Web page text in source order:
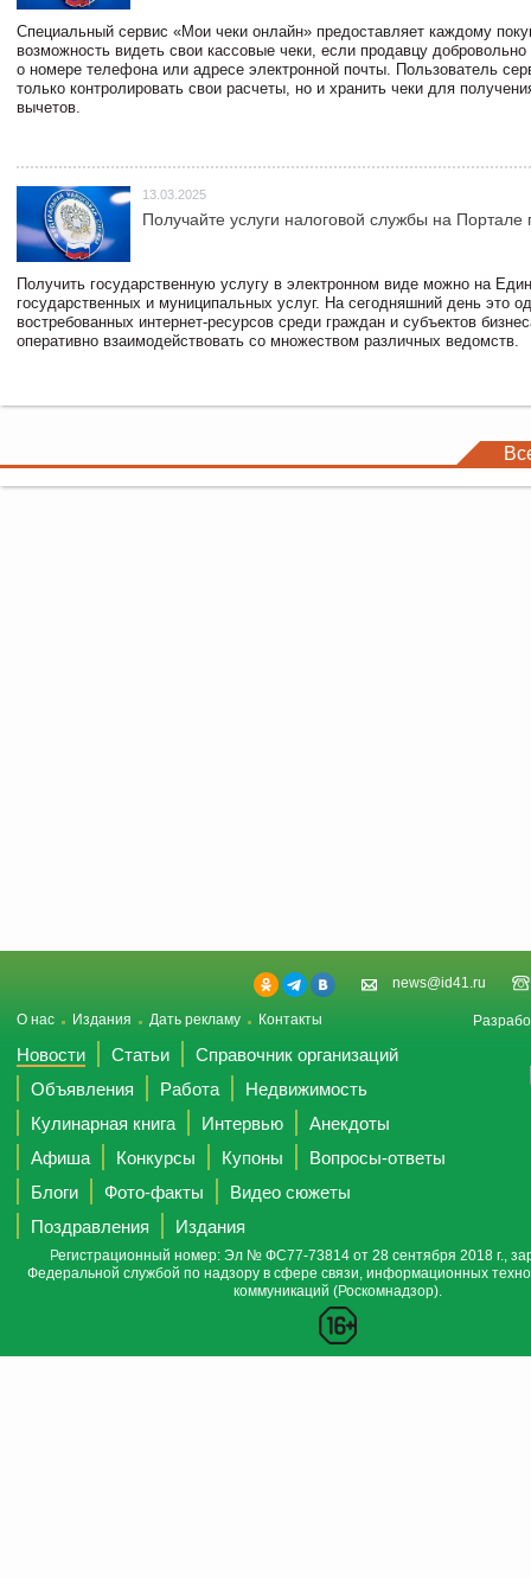
Специальный сервис «Мои чеки онлайн» предоставляет каждому
возможность видеть свои кассовые чеки, если продавцу
о номере телефона или адресе электронной почты. Пользователь
только контролировать свои расчеты, но и хранить чеки для
вычетов.
13.03.2025
Получайте услуги налоговой службы на Портале
Получить государственную услугу в электронном виде можно на
государственных и муниципальных услуг. На сегодняшний день это
востребованных интернет-ресурсов среди граждан и субъектов
оперативно взаимодействовать со множеством различных ведомств.
news@id41.ru
О нас Издания Дать рекламу Контакты
Новости Статьи
Справочник организаций
Объявления
Работа
Недвижимость
Кулинарная книга
Интервью
Анекдоты
Афиша
Конкурсы Купоны
Вопросы-ответы
Блоги
Фото-факты
Видео сюжеты
Поздравления
Издания
Регистрационный номер: Эл № ФС77-73814 от 28 сентября 2018 г.,
Федеральной службой по надзору в сфере связи, информационных
коммуникаций (Роскомнадзор).